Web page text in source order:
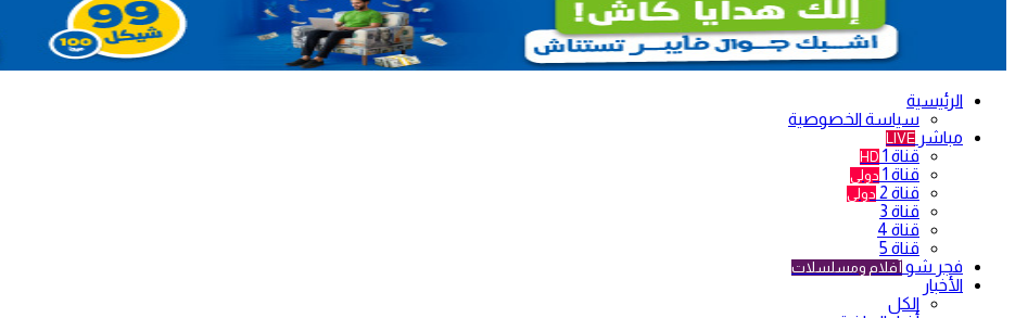
الرئيسية
سياسة الخصوصية
مباشر LIVE
قناة 1 HD
قناة 1 دولي
قناة 2 دولي
قناة 3
قناة 4
قناة 5
فجر شو أفلام ومسلسلات
الأخبار
الكل